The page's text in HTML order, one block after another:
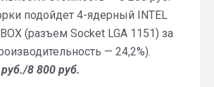
подойдет 4-ядерный INTEL
(разъем Socket LGA 1151) за
— 24,2%).
8 800 руб.